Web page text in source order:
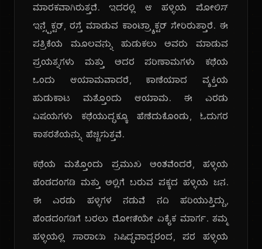
ಮಾರಕವಾಗಿರುತ್ತದೆ. ಇದರಲ್ಲಿ ಆ ಹಳ್ಳಿಯ ಪೋಲಿಸ್
ಇನ್ಸ್ಪೆಕ್ಟರ್, ರಸ್ತೆ ಮಾಡುವ ಕಾಂಟ್ರ್ಯಾಕ್ಟರ್ ಸೇರಿರುತ್ತಾರೆ. ಈ
ಪತ್ರಿಕೆಯ ಮೂಲವನ್ನು ಹುಡುಕಲು ಅವರು ಮಾಡುವ
ಪ್ರಯತ್ನಗಳು ಮತ್ತು ಅದರ ಪರಿಣಾಮಗಳು ಕಥೆಯ
ಒಂದು ಆಯಾಮವಾದರೆ, ಕಾಣೆಯಾದ ವ್ಯಕ್ತಿಯ
ಹುಡುಕಾಟ ಮತ್ತೊಂದು ಆಯಾಮ. ಈ ಎರಡು
ವಿಷಯಗಳು ಕಥೆಯುದ್ಧಕ್ಕೂ ಹೆಣೆದುಕೊಂಡು, ಓದುಗರ
ಕಾತರತೆಯನ್ನು ಹೆಚ್ಚಿಸುತ್ತವೆ.
ಕಥೆಯ ಮತ್ತೊಂದು ಪ್ರಮುಖ ಅಂಶವೆಂದರೆ, ಹಳ್ಳಿಯ
ಹೆಂಡದಂಗಡಿ ಮತ್ತು ಅಲ್ಲಿಗೆ ಬರುವ ಪಕ್ಕದ ಹಳ್ಳಿಯ ಜನ.
ಈ ಎರಡು ಹಳ್ಳಿಗಳ ನಡುವೆ ನದಿ ಹರಿಯುತ್ತಿದ್ದು,
ಹೆಂಡದಂಗಡಿಗೆ ಬರಲು ದೋಣಿಯೇ ಏಕೈಕ ಮಾರ್ಗ. ತಮ್ಮ
ಹಳ್ಳಿಯಲ್ಲಿ ಸಾರಾಯಿ ನಿಷಿದ್ಧವಾದ್ದರಂದ, ಪರ ಹಳ್ಳಿಯ